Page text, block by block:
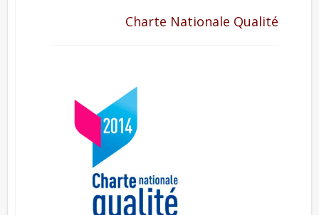
Charte Nationale Qualité